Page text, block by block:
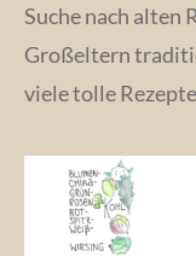
Suche nach alten
Großeltern
viele tolle